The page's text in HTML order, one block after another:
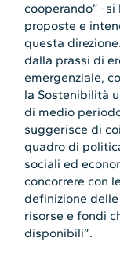
cooperando” -si
proposte e
questa
dalla prassi di
emergenziale,
la Sostenibilità
di medio
suggerisce di
quadro di
sociali ed
concorrere con
definizione
risorse e fondi
disponibili”.